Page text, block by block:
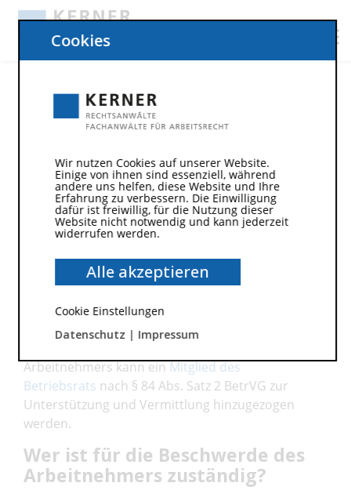
Beschwerderecht des
Arbeitnehmers zu verstehen?
Das Beschwerderecht des Arbeitnehmers ist in §§
84 – 86Betriebsverfassungsgesetz
Arbeitnehmers, sich bei einer zuständigen Stelle
ungerecht vom Arbeitgeber oder gegenüber
anderen Arbeitnehmern behandelt fühlt. Im
Arbeitnehmers kann einMitglied des
Betriebsrats nach § 84 Abs. Satz 2 BetrVG zur
Unterstützung und Vermittlung hinzugezogen
werden.
Wer ist für die Beschwerde des
Arbeitnehmers zuständig?
Cookies
Wir nutzen Cookies auf unserer Website.
Einige von ihnen sind essenziell, während
andere uns helfen, diese Website und Ihre
Erfahrung zu verbessern. Die Einwilligung
dafür ist freiwillig, für die Nutzung dieser
Website nicht notwendig und kann jederzeit
widerrufen werden.
Alle akzeptieren
Cookie Einstellungen
Datenschutz| Impressum